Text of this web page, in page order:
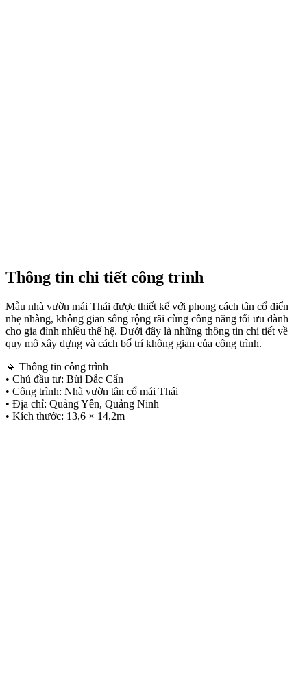
Thông tin chi tiết công trình
Mẫu nhà vườn mái Thái được thiết kế với phong cách tân cổ điển
nhẹ nhàng, không gian sống rộng rãi cùng công năng tối ưu dành
cho gia đình nhiều thế hệ. Dưới đây là những thông tin chi tiết về
quy mô xây dựng và cách bố trí không gian của công trình.
🔹 Thông tin công trình
• Chủ đầu tư: Bùi Đắc Cẩn
• Công trình: Nhà vườn tân cổ mái Thái
• Địa chỉ: Quảng Yên, Quảng Ninh
• Kích thước: 13,6 × 14,2m